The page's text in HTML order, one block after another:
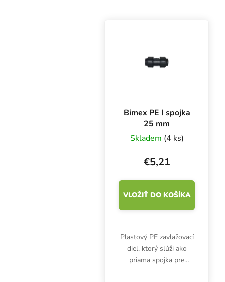
Bimex PE I spojka
25 mm
Skladem (4 ks)
€5,21
VLOŽIŤ DO KOŠÍKA
Plastový PE zavlažovací
diel, ktorý slúži ako
priama spojka pre